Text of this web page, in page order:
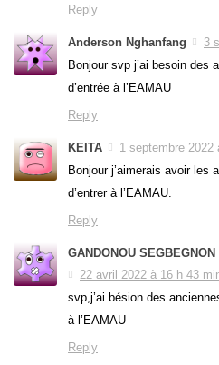
Reply
Anderson Nghanfang
3
Bonjour svp j’ai besoin des
d’entrée à l’EAMAU
Reply
KEITA
1 septembre 2022
Bonjour j’aimerais avoir les
d’entrer à l’EAMAU.
Reply
GANDONOU
22 avril 2022 à 16 h 43
svp,j’ai bésion des
à l’EAMAU
Reply